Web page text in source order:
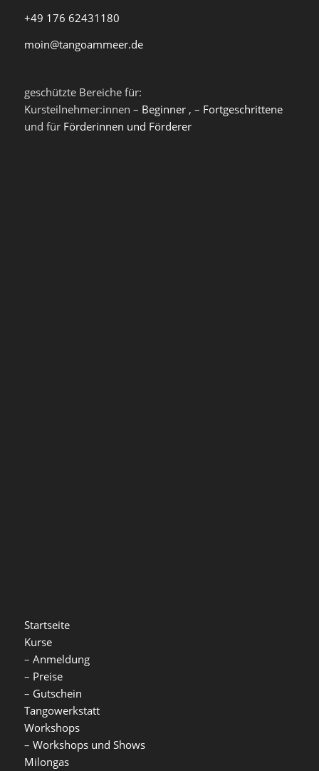
+49 176 62431180
moin@tangoammeer.de
geschützte Bereiche für:
Kursteilnehmer:innen – Beginner, – Fortgeschrittene
und für Förderinnen und Förderer
Startseite
Kurse
– Anmeldung
– Preise
– Gutschein
Tangowerkstatt
Workshops
– Workshops und Shows
Milongas